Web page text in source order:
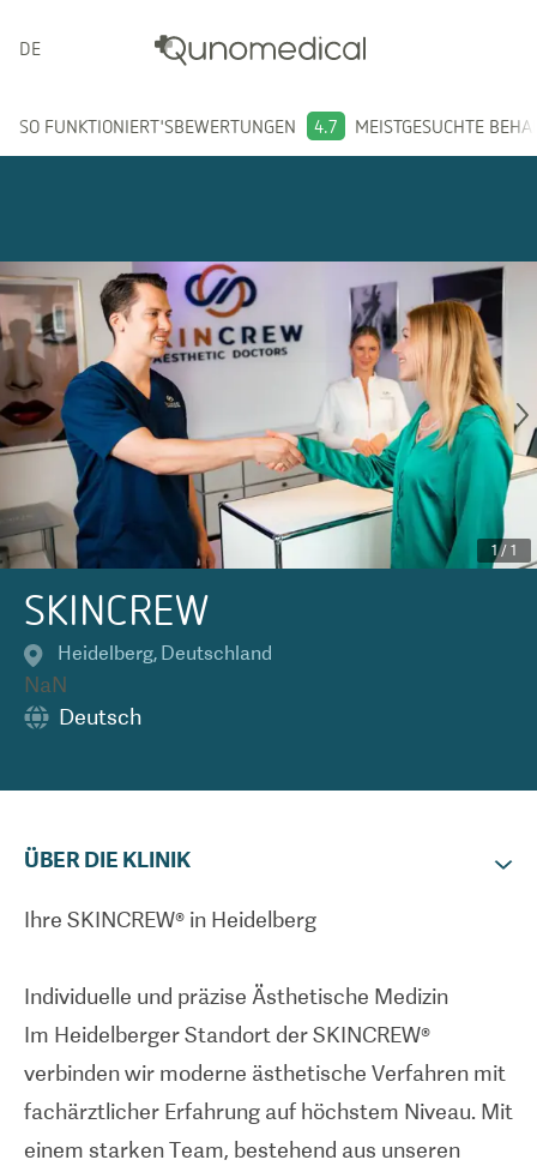
DEUTSCH
SO FUNKTIONIERT'SBEWERTUNGEN 4.7 MEISTGESUCHTE
1/ 1
SKINCREW
Heidelberg, Deutschland
NaN
Deutsch
ÜBER DIE KLINIK
Ihre SKINCREW® in Heidelberg
Individuelle und präzise Ästhetische Medizin
Im Heidelberger Standort der SKINCREW®
verbinden wir moderne ästhetische Verfahren mit
fachärztlicher Erfahrung auf höchstem Niveau. Mit
einem starken Team, bestehend aus unseren